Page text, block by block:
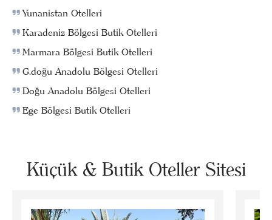
Yunanistan Otelleri
Karadeniz Bölgesi Butik Otelleri
Marmara Bölgesi Butik Otelleri
G.doğu Anadolu Bölgesi Otelleri
Doğu Anadolu Bölgesi Otelleri
Ege Bölgesi Butik Otelleri
Küçük & Butik Oteller Sitesi